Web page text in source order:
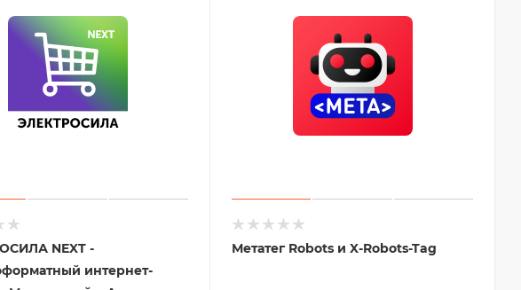
NEXT -
интернет-
Метатег Robots и X-Robots-Tag